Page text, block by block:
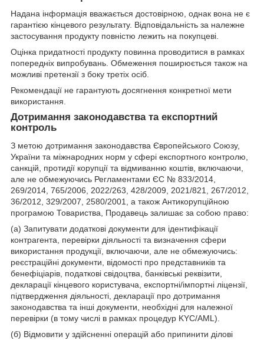
Надана інформація вважається достовірною, однак вона не є
гарантією кінцевого результату. Відповідальність за належне
застосування продукту повністю лежить на покупцеві.
Оцінка придатності продукту повинна проводитися в рамках
попередніх випробувань. Обмеження поширюється також на
можливі претензії з боку третіх осіб.
Рекомендації не гарантують досягнення конкретної мети
використання.
Дотримання законодавства та експортний
контроль
З метою дотримання законодавства Європейського Союзу,
України та міжнародних норм у сфері експортного контролю,
санкцій, протидії корупції та відмиванню коштів, включаючи,
але не обмежуючись Регламентами ЄС № 833/2014,
269/2014, 765/2006, 2022/263, 428/2009, 2021/821, 267/2012,
36/2012, 329/2007, 2580/2001, а також Антикорупційною
програмою Товариства, Продавець залишає за собою право:
(а) Запитувати додаткові документи для ідентифікації
контрагента, перевірки діяльності та визначення сфери
використання продукції, включаючи, але не обмежуючись:
реєстраційні документи, відомості про представників та
бенефіціарів, податкові свідоцтва, банківські реквізити,
декларації кінцевого користувача, експортні/імпортні ліцензії,
підтвердження діяльності, декларації про дотримання
законодавства та інші документи, необхідні для належної
перевірки (в тому числі в рамках процедур KYC/AML).
(б) Відмовити у здійсненні операцій або припинити ділові